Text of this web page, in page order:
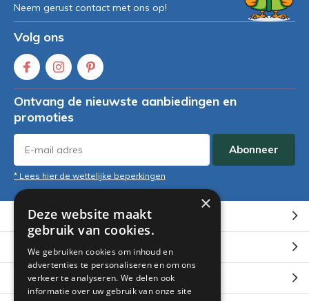
Neem gerust contact met ons op!
Volg ons
Ontvang de nieuwste aanbiedingen en
promoties
Abonneer
* Lees hier de wettelijke beperkingen
Klantenservice
Mijn account
Categorieën
×
Deze website maakt
gebruik van cookies.
We gebruiken cookies om inhoud en
advertenties te personaliseren en om ons
verkeer te analyseren. We delen ook
informatie over uw gebruik van onze site